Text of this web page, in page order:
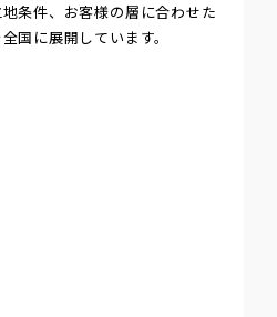
条件、お客様の層に合わせた
国に展開しています。